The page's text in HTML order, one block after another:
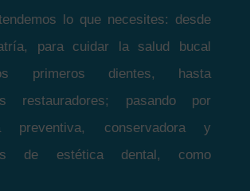
lo que necesites: desde
para cuidar la salud bucal
primeros dientes, hasta
restauradores; pasando por
preventiva, conservadora y
de estética dental, como